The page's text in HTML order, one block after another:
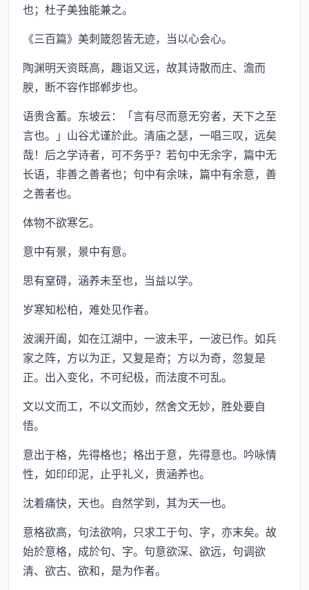
也；杜子美独能兼之。
《三百篇》美刺箴怨皆无迹，当以心会心。
陶渊明天资既高，趣诣又远，故其诗散而庄、澹而
腴，断不容作邯郸步也。
语贵含蓄。东坡云：「言有尽而意无穷者，天下之至
言也。」山谷尤谨於此。清庙之瑟，一唱三叹，远矣
哉！后之学诗者，可不务乎？若句中无余字，篇中无
长语，非善之善者也；句中有余味，篇中有余意，善
之善者也。
体物不欲寒乞。
意中有景，景中有意。
思有窒碍，涵养未至也，当益以学。
岁寒知松柏，难处见作者。
波澜开阖，如在江湖中，一波未平，一波已作。如兵
家之阵，方以为正，又复是奇；方以为奇，忽复是
正。出入变化，不可纪极，而法度不可乱。
文以文而工，不以文而妙，然舍文无妙，胜处要自
悟。
意出于格，先得格也；格出于意，先得意也。吟咏情
性，如印印泥，止乎礼义，贵涵养也。
沈着痛快，天也。自然学到，其为天一也。
意格欲高，句法欲响，只求工于句、字，亦末矣。故
始於意格，成於句、字。句意欲深、欲远，句调欲
清、欲古、欲和，是为作者。